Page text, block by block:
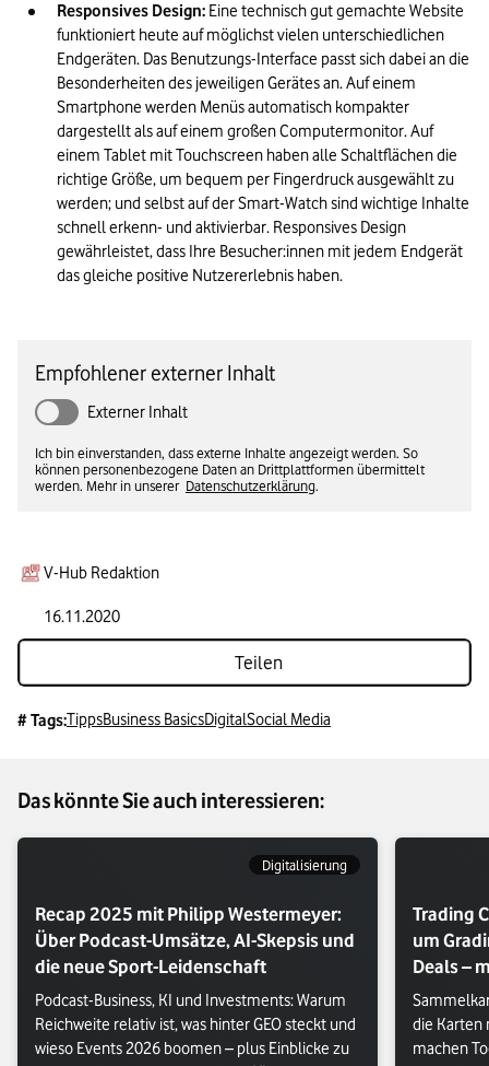
Responsives Design: Eine technisch gut gemachte Website
funktioniert heute auf möglichst vielen unterschiedlichen
Endgeräten. Das Benutzungs-Interface passt sich dabei an die
Besonderheiten des jeweiligen Gerätes an. Auf einem
Smartphone werden Menüs automatisch kompakter
dargestellt als auf einem großen Computermonitor. Auf
einem Tablet mit Touchscreen haben alle Schaltflächen die
richtige Größe, um bequem per Fingerdruck ausgewählt zu
werden; und selbst auf der Smart-Watch sind wichtige Inhalte
schnell erkenn- und aktivierbar. Responsives Design
gewährleistet, dass Ihre Besucher:innen mit jedem Endgerät
das gleiche positive Nutzererlebnis haben.
Empfohlener externer Inhalt
Externer Inhalt
Ich bin einverstanden, dass externe Inhalte angezeigt werden. So
können personenbezogene Daten an Drittplattformen übermittelt
werden. Mehr in unserer Datenschutzerklärung.
V-Hub Redaktion
16.11.2020
Teilen
# Tags:TippsBusiness BasicsDigitalSocial Media
Das könnte Sie auch interessieren:
Digitalisierung
Recap 2025 mit Philipp Westermeyer:
Über Podcast-Umsätze, AI-Skepsis und
die neue Sport-Leidenschaft
Podcast-Business, KI und Investments: Warum
Reichweite relativ ist, was hinter GEO steckt und
wieso Events 2026 boomen – plus Einblicke zu
Trading
um
Deals –
die Karten
machen